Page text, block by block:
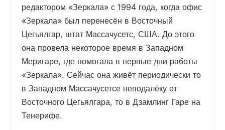
редактором «Зеркала» с 1994 года, когда офис
«Зеркала» был перенесён в Восточный
Цегьялгар, штат Массачусетс, США. До этого
она провела некоторое время в Западном
Меригаре, где помогала в первые дни работы
«Зеркала». Сейчас она живёт периодически то
в Западном Массачусетсе неподалёку от
Восточного Цегьялгара, то в Дзамлинг Гаре на
Тенерифе.